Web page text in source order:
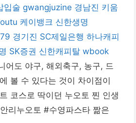
입술 gwangjuzine 경남진 키움
케이뱅크 신한생명
경기진 SC제일은행 하나캐피
SK증권 신한캐피탈 wbook
어도 야구, 해외축구, 농구, 드
볼 수 있다는 것이 차이점이
코스로 딱이던 누오토 찐 인생
리누오토 #수영파스타 짦은